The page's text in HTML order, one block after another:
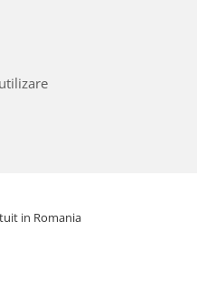
siguranță și design
și performanță termică și fonică
completă a culorii și a tipului de
in Romania